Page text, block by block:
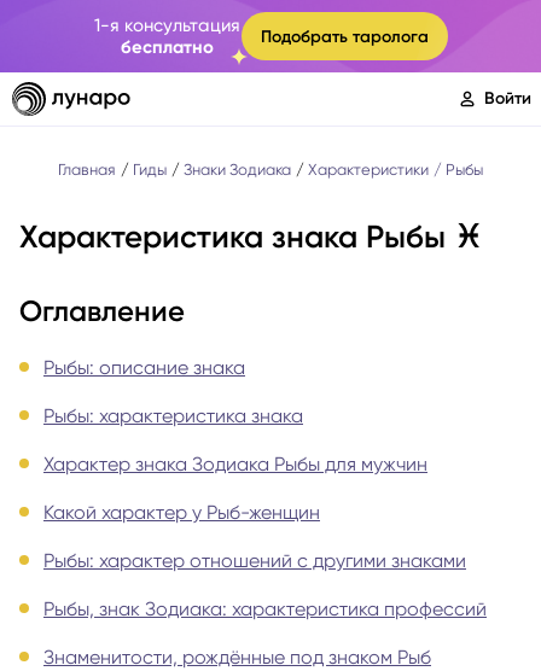
1-я консультация
бесплатно
Подобрать таролога
Войти
Главная Гиды Знаки Зодиака Характеристики Рыбы
Характеристика знака Рыбы ♓
Оглавление
Рыбы: описание знака
Рыбы: характеристика знака
Характер знака Зодиака Рыбы для мужчин
Какой характер у Рыб-женщин
Рыбы: характер отношений с другими знаками
Рыбы, знак Зодиака: характеристика профессий
Знаменитости, рождённые под знаком Рыб